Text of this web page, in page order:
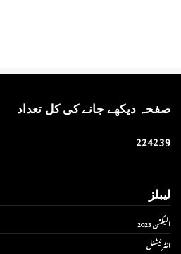
صفحہ دیکھے جانے کی کل تعداد
224239
لیبلز
الیکشن 2023
انٹر نیشنل